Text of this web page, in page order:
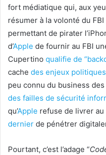
fort médiatique qui, aux
résumer à la volonté du
permettant de pirater
d’Apple de fournir au FBI
Cupertino qualifie de
cache des enjeux
peu connu du business
des failles de sécurité
qu’Apple refuse de livrer au
dernier de pénétrer
Pourtant, c’est l’adage “